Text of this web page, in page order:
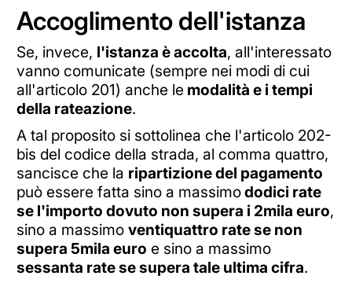
Accoglimento dell'istanza
Se, invece, l'istanza è accolta, all'interessato
vanno comunicate (sempre nei modi di cui
all'articolo 201) anche le modalità e i tempi
della rateazione.
A tal proposito si sottolinea che l'articolo 202-
bis del codice della strada, al comma quattro,
sancisce che la ripartizione del pagamento
può essere fatta sino a massimododici rate
se l'importo dovuto non supera i 2mila euro,
sino a massimo ventiquattro rate se non
supera 5mila euro e sino a massimo
sessanta rate se supera tale ultima cifra.